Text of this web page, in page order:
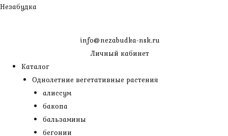
Перейти
Незабудка
info@nezabudka-nsk.ru
Личный кабинет
Каталог
Однолетние вегетативные растения
алиссум
бакопа
бальзамины
бегонии